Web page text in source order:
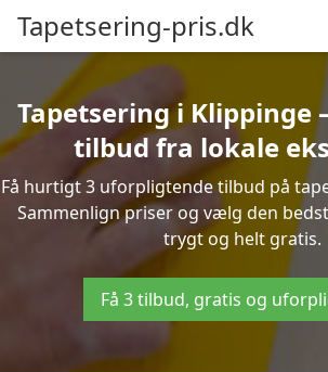
Tapetsering-pris.dk
Tapetsering i Klippinge
tilbud fra lokale
Få hurtigt 3 uforpligtende tilbud på
Sammenlign priser og vælg den
trygt og helt gratis.
Få 3 tilbud, gratis og